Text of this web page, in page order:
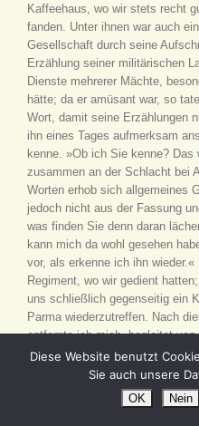
Kaffeehaus, wo wir stets recht
fanden. Unter ihnen war auch
Gesellschaft durch seine
Erzählung seiner militärischen
Dienste mehrerer Mächte,
hätte; da er amüsant war, so
Wort, damit seine Erzählungen
ihn eines Tages aufmerksam
kenne. »Ob ich Sie kenne?
zusammen an der Schlacht bei
Worten erhob sich allgemeines
jedoch nicht aus der Fassung
was finden Sie denn daran
kann mich da wohl gesehen
vor, als erkenne ich ihn
Regiment, wo wir gedient
uns schließlich gegenseitig ein
Parma wiederzutreffen. Nach
entfernte ich mich, begleitet
Bekehrer. Am nächsten Tage
bei Tisch, als der
Kopf, in mein Zimmer trat und
habe Ihnen etwas Wichtiges zu
Diese Website benutzt
Sie auch unsere
OK Nein